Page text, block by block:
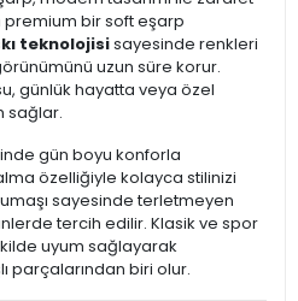
bir soft eşarp
teknolojisisayesinde renkleri
uzun süre korur.
günlük hayatta veya özel
sağlar.
gün boyu konforla
özelliğiyle kolayca stilinizi
sayesinde terletmeyen
tercih edilir. Klasik ve spor
uyum sağlayarak
parçalarından biri olur.